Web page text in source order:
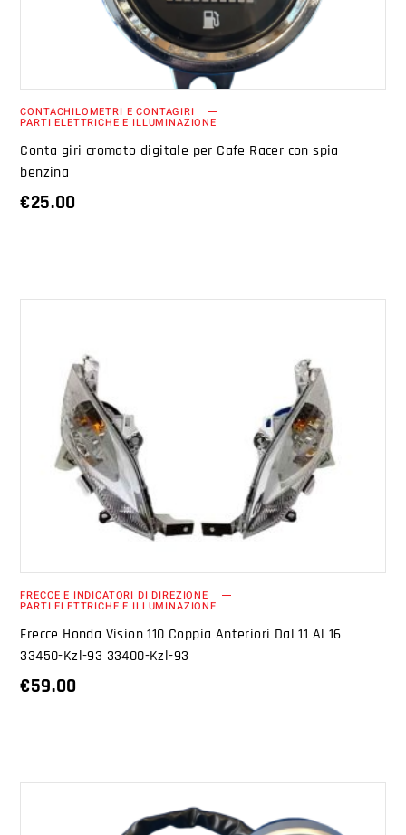
CONTACHILOMETRI E CONTAGIRI
PARTI ELETTRICHE E ILLUMINAZIONE
Conta giri cromato digitale per Cafe Racer con spia
benzina
€25.00
AGGIUNGI AL CARRELLO
FRECCE E INDICATORI DI DIREZIONE
PARTI ELETTRICHE E ILLUMINAZIONE
Frecce Honda Vision 110 Coppia Anteriori Dal 11 Al 16
33450-Kzl-93 33400-Kzl-93
€59.00